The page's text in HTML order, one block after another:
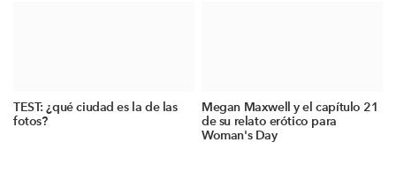
TEST: ¿qué ciudad es la de las
fotos?
Megan Maxwell y el capítulo 21
de su relato erótico para
Woman's Day